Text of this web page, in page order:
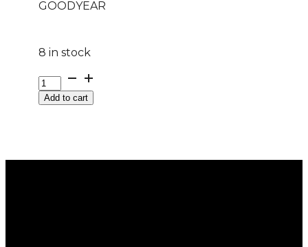
GOODYEAR
8 in stock
225/60
R
17Add to cart